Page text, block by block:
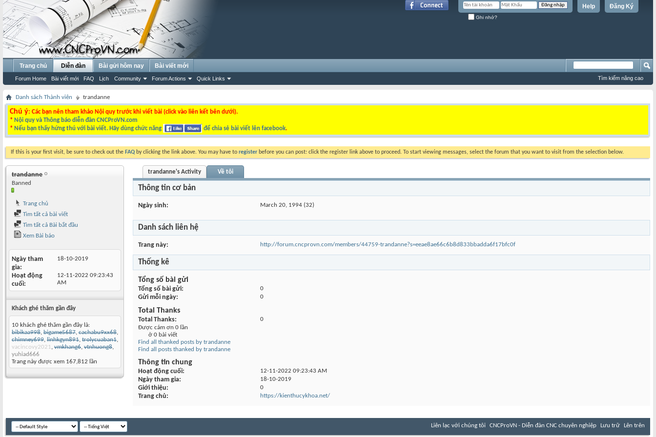
Đăng Ký
Help
Ghi nhớ?
Trang chủ Diễn đàn
Forum Home Bài viết mới FAQ Lịch Community Forum Actions Quick Links
Bài gửi hôm nay Bài viết mới
Tìm kiếm nâng cao
Danh sách Thành viên trandanne
Chú ý: Các bạn nên tham khảo Nội quy trước khi viết bài (click vào liên kết bên dưới).
* Nội quy và Thông báo diễn đàn CNCProVN.com
* Nếu bạn thấy hứng thú với bài viết. Hãy dùng chức năng để chia sẻ bài viết lên facebook.
If this is your first visit, be sure to check out the FAQ by clicking the link above. You may have to register before you can post: click the register link above to proceed. To start viewing messages, select the forum that you want to visit from the selection below.
trandanne
Banned
Trang chủ
Tìm tất cả bài viết
Tìm tất cả Bài bắt đầu
Xem Bài báo
Ngày tham
gia
18-10-2019
Hoạt động
cuối
12-11-2022 09:23:43
AM
Khách ghé thăm gần đây
10 khách ghé thăm gần đây là:
bibikaa998, bigame5687, cachabu9xx68,
chimney699, linhkgyn891, trolycuaban1,
vacincovy2021, vmkhang6, vtnhuong8,
yuhiad666
Trang này được xem 167,812 lần
trandanne's Activity Về tôi
Thông tin cơ bản
Ngày sinh March 20, 1994 (32)
Danh sách liên hệ
Trang này http://forum.cncprovn.com/members/44759-trandanne?s=eeae8ae66c6b8d833bbadda6f17bfc0f
Thống kê
Tổng số bài gửi
Tổng số bài gửi 0
Gửi mỗi ngày 0
Total Thanks
Total Thanks
0
Được cám ơn 0 lần
ở 0 bài viết
Find all thanked posts by trandanne
Find all posts thanked by trandanne
Thông tin chung
Hoạt động cuối 12-11-2022 09:23:43 AM
Ngày tham gia 18-10-2019
Giới thiệu 0
Trang chủ https://kienthucykhoa.net/
Liên lạc với chúng tôi CNCProVN - Diễn đàn CNC chuyên nghiệp Lưu trữ Lên trên